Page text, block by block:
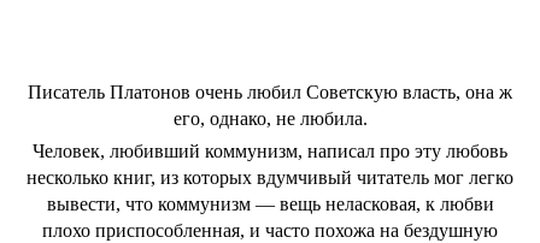
Писатель Платонов очень любил Советскую власть, она ж
его, однако, не любила.
Человек, любивший коммунизм, написал про эту любовь
несколько книг, из которых вдумчивый читатель мог легко
вывести, что коммунизм — вещь неласковая, к любви
плохо приспособленная, и часто похожа на бездушную